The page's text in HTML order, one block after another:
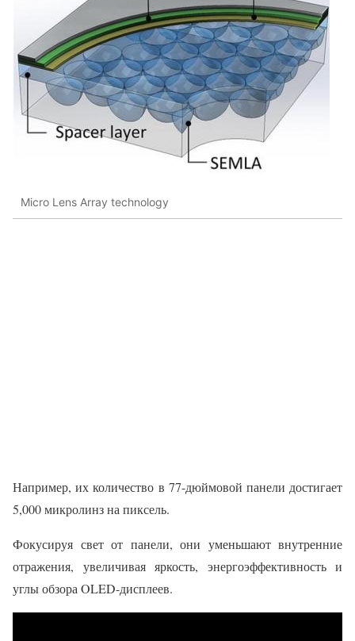
Micro Lens Array technology
Например, их количество в 77-дюймовой панели достигает
5,000 микролинз на пиксель.
Фокусируя свет от панели, они уменьшают внутренние
отражения, увеличивая яркость, энергоэффективность и
углы обзора OLED-дисплеев.